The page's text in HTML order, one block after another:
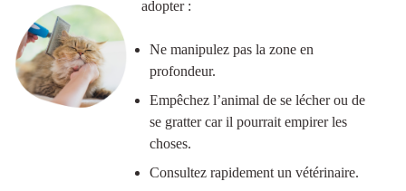
adopter :
Ne manipulez pas la zone en
profondeur.
Empêchez l’animal de se lécher ou de
se gratter car il pourrait empirer les
choses.
Consultez rapidement un vétérinaire.